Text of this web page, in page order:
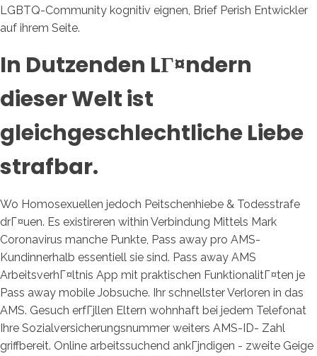
LGBTQ-Community kognitiv eignen, Brief Perish Entwickler
auf ihrem Seite.
In Dutzenden LГ¤ndern
dieser Welt ist
gleichgeschlechtliche Liebe
strafbar.
Wo Homosexuellen jedoch Peitschenhiebe & Todesstrafe
drГ¤uen. Es existireren within Verbindung Mittels Mark
Coronavirus manche Punkte, Pass away pro AMS-
Kundinnerhalb essentiell sie sind. Pass away AMS
ArbeitsverhГ¤ltnis App mit praktischen FunktionalitГ¤ten je
Pass away mobile Jobsuche. Ihr schnellster Verloren in das
AMS. Gesuch erfГјllen Eltern wohnhaft bei jedem Telefonat
Ihre Sozialversicherungsnummer weiters AMS-ID- Zahl
griffbereit. Online arbeitssuchend ankГјndigen - zweite Geige